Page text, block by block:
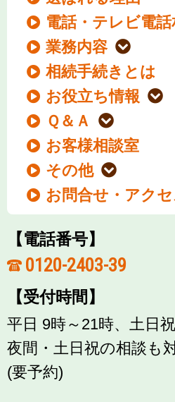
電話・テレビ電
業務内容
相続手続きとは
お役立ち情報
Ｑ＆Ａ
お客様相談室
その他
お問合せ・アク
【電話番号】
0120-2403-39
【受付時間】
平日 9時～21時、土日
夜間・土日祝の相談も
(要予約)